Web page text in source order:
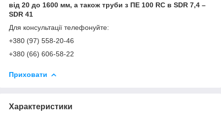
від 20 до 1600 мм, а також труби з ПE 100 RC в SDR 7,4 –
SDR 41
Для консультації телефонуйте:
+380 (97) 558-20-46
+380 (66) 606-58-22
Приховати
Характеристики